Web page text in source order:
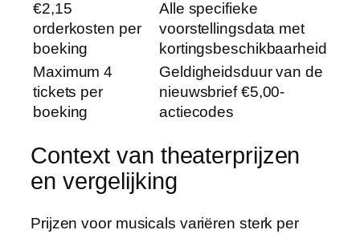
€2,15
orderkosten per
boeking
Alle specifieke
voorstellingsdata met
kortingsbeschikbaarheid
Maximum 4
tickets per
boeking
Geldigheidsduur van de
nieuwsbrief €5,00-
actiecodes
Context van theaterprijzen
en vergelijking
Prijzen voor musicals variëren sterk per